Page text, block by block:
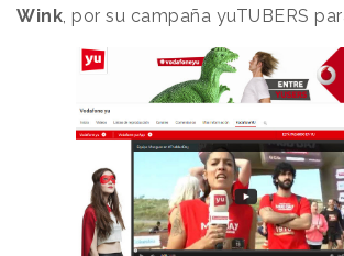
Wink, por su campaña yuTUBERS